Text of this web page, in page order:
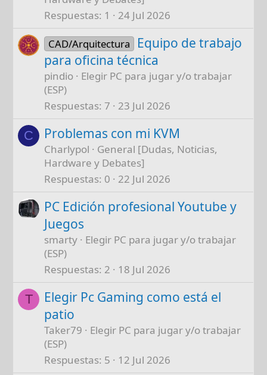
Respuestas 1 24 Jul 2026
CAD/Arquitectura
Equipo de trabajo
para oficina técnica
pindio
Elegir PC para jugar y/o trabajar
(ESP)
Respuestas 7 23 Jul 2026
C Problemas con mi KVM
Charlypol
General [Dudas, Noticias,
Hardware y Debates]
Respuestas 0 22 Jul 2026
PC Edición profesional Youtube y
Juegos
smarty
Elegir PC para jugar y/o trabajar
(ESP)
Respuestas 2 18 Jul 2026
T
Elegir Pc Gaming como está el
patio
Taker79
Elegir PC para jugar y/o trabajar
(ESP)
Respuestas 5 12 Jul 2026